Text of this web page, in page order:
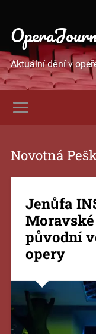
Aktuální dění v
Novotná
Jenůfa
původní
opery